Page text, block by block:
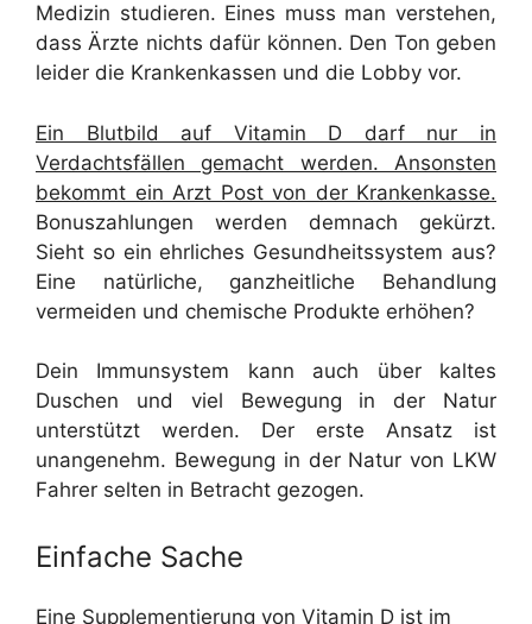
Medizin studieren. Eines muss man verstehen,
dass Ärzte nichts dafür können. Den Ton geben
leider die Krankenkassen und die Lobby vor.
Ein Blutbild auf Vitamin D darf nur in
Verdachtsfällen gemacht werden. Ansonsten
bekommt ein Arzt Post von der Krankenkasse.
Bonuszahlungen werden demnach gekürzt.
Sieht so ein ehrliches Gesundheitssystem aus?
Eine natürliche, ganzheitliche Behandlung
vermeiden und chemische Produkte erhöhen?
Dein Immunsystem kann auch über kaltes
Duschen und viel Bewegung in der Natur
unterstützt werden. Der erste Ansatz ist
unangenehm. Bewegung in der Natur von LKW
Fahrer selten in Betracht gezogen.
Einfache Sache
Eine Supplementierung von Vitamin D ist im